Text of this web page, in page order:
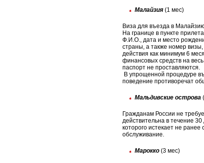
Малайзия (1 мес)
Виза для въезда в
На границе в пункте
Ф.И.О., дата и место
страны, а также номер
действия как минимум 6
финансовых средств на
паспорт не проставляются.
В упрощенной процедуре
поведение противоречат
Мальдивские острова
Гражданам России не
действительна в течение
которого истекает не
обслуживание.
Марокко (3 мес)